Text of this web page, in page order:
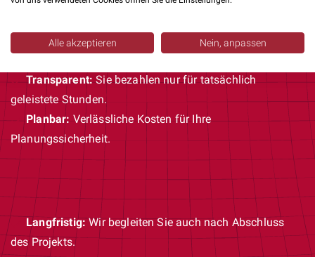
Ergebnisorientiert:
Wir liefern Ergebnisse, keine halben
Transparent:Sie bezahlen nur für tatsächlich
geleistete Stunden.
Planbar:Verlässliche Kosten für Ihre
Planungssicherheit.
Langfristig:Wir begleiten Sie auch nach Abschluss
des Projekts.
Alle akzeptieren Nein, anpassen